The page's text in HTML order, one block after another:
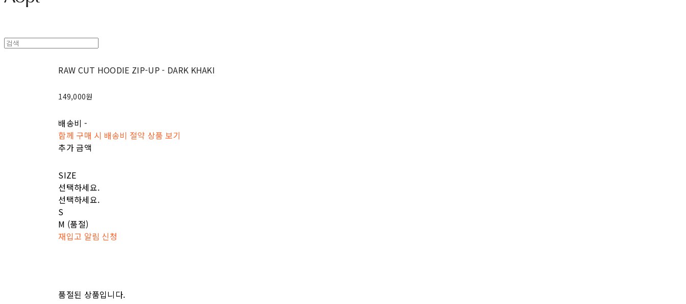
RAW CUT HOODIE ZIP-UP - DARK KHAKI
149,000원
배송비 -
함께 구매 시 배송비 절약 상품 보기
추가 금액
SIZE
선택하세요.
선택하세요.
S
M (품절)
재입고 알림 신청
품절된 상품입니다.